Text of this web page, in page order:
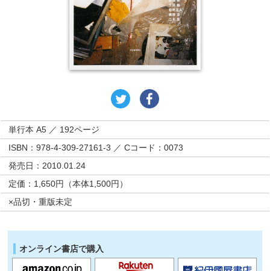
単行本 A5 ／ 192ページ
ISBN：978-4-309-27161-3 ／ Cコード：0073
発売日：2010.01.24
定価：1,650円（本体1,500円）
×品切・重版未定
オンライン書店で購入